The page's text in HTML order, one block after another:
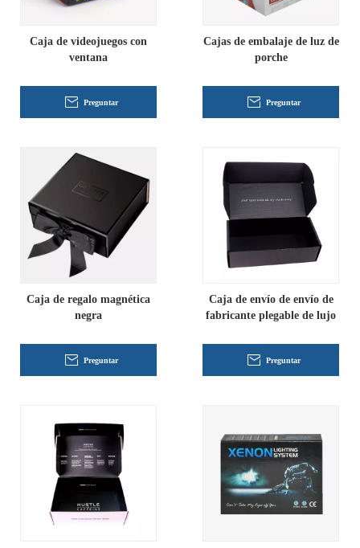
Caja de videojuegos con
ventana
Preguntar
Cajas de embalaje de luz de
porche
Preguntar
Caja de regalo magnética
negra
Preguntar
Caja de envío de envío de
fabricante plegable de lujo
Preguntar